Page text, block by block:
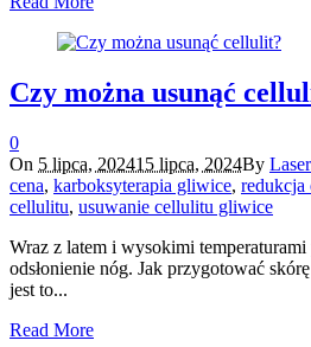
Czy można usunąć
0
On 5 lipca, 202415 lipca, 2024By
cena, karboksyterapia gliwice,
cellulitu, usuwanie cellulitu gliwice
Wraz z latem i wysokimi temperaturami
odsłonienie nóg. Jak przygotować
jest to...
Read More